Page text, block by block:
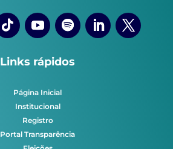
Links rápidos
Página Inicial
Institucional
Registro
Portal Transparência